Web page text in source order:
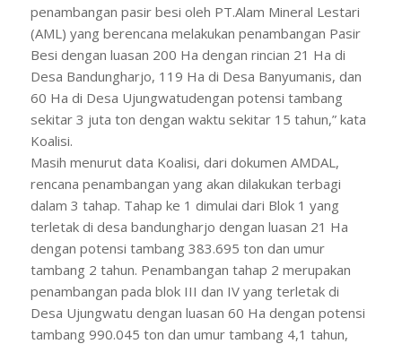
penambangan pasir besi oleh PT.Alam Mineral Lestari
(AML) yang berencana melakukan penambangan Pasir
Besi dengan luasan 200 Ha dengan rincian 21 Ha di
Desa Bandungharjo, 119 Ha di Desa Banyumanis, dan
60 Ha di Desa Ujungwatudengan potensi tambang
sekitar 3 juta ton dengan waktu sekitar 15 tahun,” kata
Koalisi.
Masih menurut data Koalisi, dari dokumen AMDAL,
rencana penambangan yang akan dilakukan terbagi
dalam 3 tahap. Tahap ke 1 dimulai dari Blok 1 yang
terletak di desa bandungharjo dengan luasan 21 Ha
dengan potensi tambang 383.695 ton dan umur
tambang 2 tahun. Penambangan tahap 2 merupakan
penambangan pada blok III dan IV yang terletak di
Desa Ujungwatu dengan luasan 60 Ha dengan potensi
tambang 990.045 ton dan umur tambang 4,1 tahun,